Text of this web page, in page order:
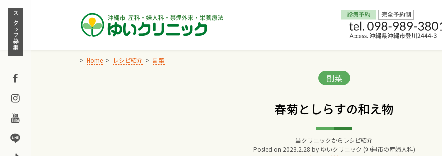
Skip
content
スタッフ募集
Facebook
Instagram
Youtube
Line
Home レシピ紹介 副菜
Categories:
副菜
春菊としらすの和え物
当クリニックからレシピ紹介
Posted on 2023.2.28 by ゆいクリニック (沖縄市の産婦人科)
Home
院長からのごあいさつ